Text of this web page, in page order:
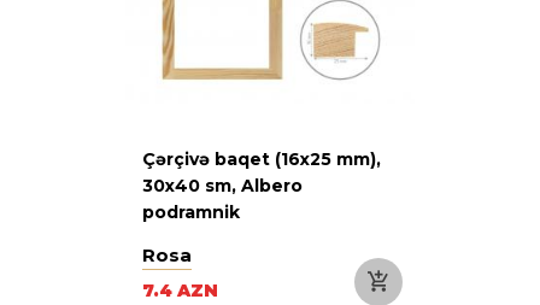
Çərçivə baqet (16х25 mm),
30х40 sm, Albero
podramnik
Rosa
7.4 AZN